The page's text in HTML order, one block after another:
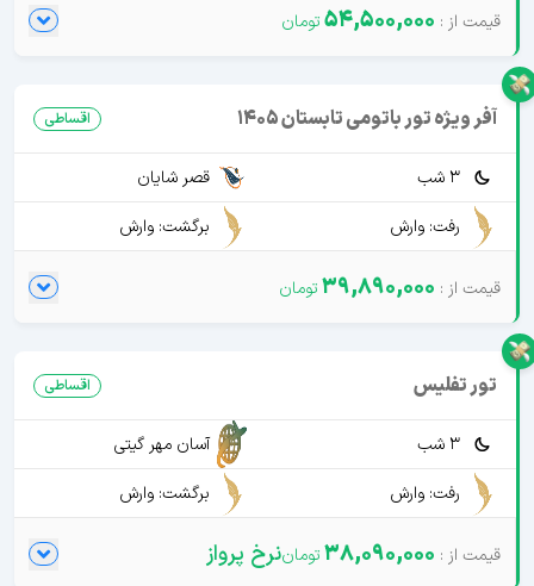
54,500,000
آفر ویژه تور باتومی تابستان 1405 اقساطی
3 شب
قصر شایان
رفت: وارش
برگشت: وارش
39,890,000
تور تفلیس اقساطی
3 شب
آسان مهر گیتی
رفت: وارش
برگشت: وارش
38,090,000 نرخ پرواز